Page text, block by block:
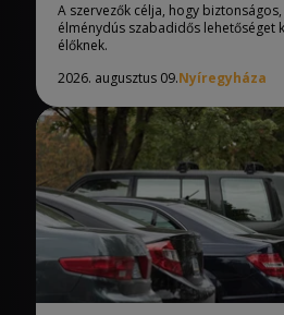
A szervezők célja, hogy
élménydús szabadidős lehetőséget
élőknek.
2026. augusztus 09.Nyíregyháza